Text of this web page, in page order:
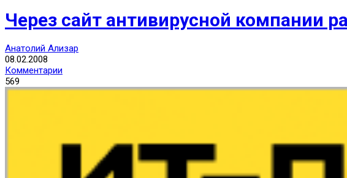
Через сайт антивирусной компании
Анатолий Ализар
08.02.2008
Комментарии
569